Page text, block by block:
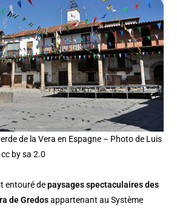
de la Vera en Espagne – Photo de Luis
by sa 2.0
entouré depaysages spectaculaires des
de Gredosappartenant au Système